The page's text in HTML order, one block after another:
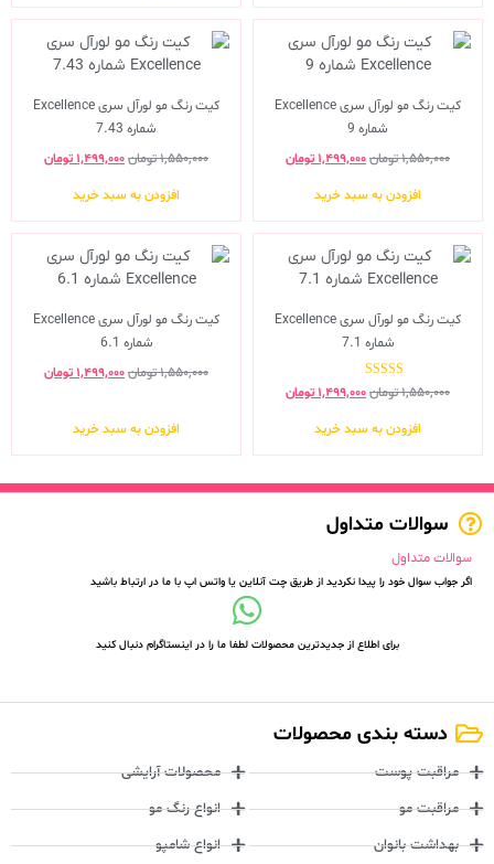
کیت رنگ مو لورآل سری Excellence
شماره 9
۱,۵۵۰,۰۰۰تومان۱,۴۹۹,۰۰۰ تومان
افزودن به سبد خرید
کیت رنگ مو لورآل سری Excellence
شماره 7.43
۱,۵۵۰,۰۰۰تومان۱,۴۹۹,۰۰۰ تومان
افزودن به سبد خرید
کیت رنگ مو لورآل سری Excellence
شماره 7.1
نمره
5.00
۱,۵۵۰,۰۰۰تومان۱,۴۹۹,۰۰۰ تومان
افزودن به سبد خرید
کیت رنگ مو لورآل سری Excellence
شماره 6.1
۱,۵۵۰,۰۰۰تومان۱,۴۹۹,۰۰۰ تومان
افزودن به سبد خرید
سوالات متداول
سوالات متداول
اگر جواب سوال خود را پیدا نکردید از طریق چت آنلاین یا واتس اپ با ما در ارتباط باشید
برای اطلاع از جدیدترین محصولات لطفا ما را در اینستاگرام دنبال کنید
دسته بندی محصولات
مراقبت پوست
مراقبت مو
بهداشت بانوان
محصولات آرایشی
انواع رنگ مو
انواع شامپو